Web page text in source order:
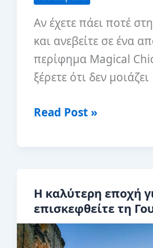
Αν έχετε πάει ποτέ
και ανεβείτε σε ένα
περίφημα Magical
ξέρετε ότι δεν μοιάζει
The
Γουατεμάλα
Read Post »
Η καλύτερη εποχή
επισκεφθείτε τη